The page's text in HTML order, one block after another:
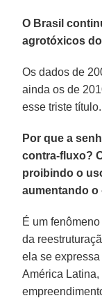
O Brasil
agrotóxicos
Os dados de
ainda os de
esse triste título.
Por que a
contra-fluxo?
proibindo o
aumentando
É um
da
ela se
América